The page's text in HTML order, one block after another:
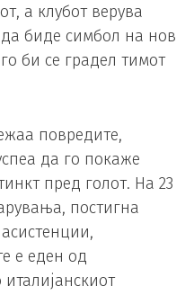
а клубот верува
биде симбол на нов
би се градел тимот
повредите,
да го покаже
пред голот. На 23
постигна
е еден од